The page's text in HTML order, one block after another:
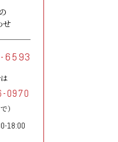
せ
6593
0970
）
18:00